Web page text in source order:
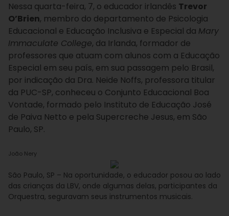
Nessa quarta-feira, 7, o educador irlandês Trevor
O’Brien, membro do departamento de Psicologia
Educacional e Educação Inclusiva e Especial da Mary
Immaculate College, da Irlanda, formador de
professores que atuam com alunos com a Educação
Especial em seu país, em sua passagem pelo Brasil,
por indicação da Dra. Neide Noffs, professora titular
da PUC-SP, conheceu o Conjunto Educacional Boa
Vontade, formado pelo Instituto de Educação José
de Paiva Netto e pela Supercreche Jesus, em São
Paulo, SP.
João Nery
São Paulo, SP – Na oportunidade, o educador posou ao lado
das crianças da LBV, onde algumas delas, participantes da
Orquestra, seguravam seus instrumentos musicais.